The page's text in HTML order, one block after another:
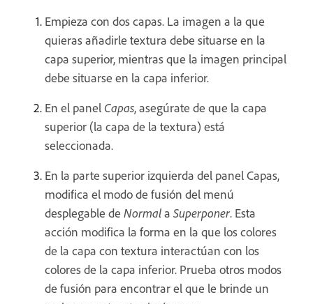
Empieza con dos capas. La imagen a la que
quieras añadirle textura debe situarse en la
capa superior, mientras que la imagen principal
debe situarse en la capa inferior.
En el panel Capas, asegúrate de que la capa
superior (la capa de la textura) está
seleccionada.
En la parte superior izquierda del panel Capas,
modifica el modo de fusión del menú
desplegable de Normala Superponer. Esta
acción modifica la forma en la que los colores
de la capa con textura interactúan con los
colores de la capa inferior. Prueba otros modos
de fusión para encontrar el que le brinde un